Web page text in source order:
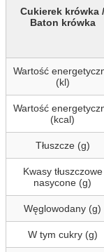
Cukierek krówka /
Baton krówka
Wartość
(kl)
Wartość
(kcal)
Tłuszcze (g)
Kwasy tłuszczowe
nasycone (g)
Węglowodany (g)
W tym cukry (g)